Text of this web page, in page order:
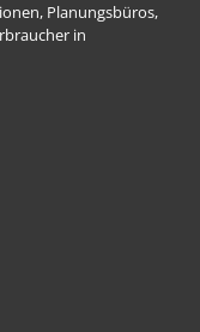
Planungsbüros,
in